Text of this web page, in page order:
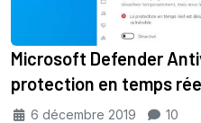
Microsoft Defender
protection en temps
6 décembre 2019 10